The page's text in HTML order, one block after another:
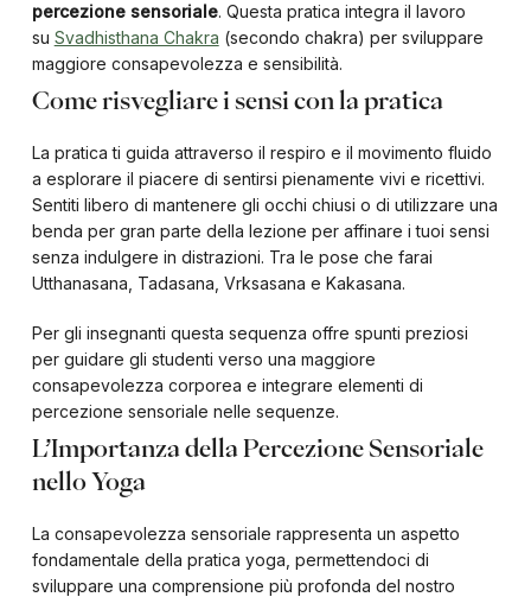
percezione sensoriale. Questa pratica integra il lavoro
su Svadhisthana Chakra (secondo chakra) per sviluppare
maggiore consapevolezza e sensibilità.
Come risvegliare i sensi con la pratica
La pratica ti guida attraverso il respiro e il movimento fluido
a esplorare il piacere di sentirsi pienamente vivi e ricettivi.
Sentiti libero di mantenere gli occhi chiusi o di utilizzare una
benda per gran parte della lezione per affinare i tuoi sensi
senza indulgere in distrazioni. Tra le pose che farai
Utthanasana, Tadasana, Vrksasana e Kakasana.
Per gli insegnanti questa sequenza offre spunti preziosi
per guidare gli studenti verso una maggiore
consapevolezza corporea e integrare elementi di
percezione sensoriale nelle sequenze.
L’Importanza della Percezione Sensoriale
nello Yoga
La consapevolezza sensoriale rappresenta un aspetto
fondamentale della pratica yoga, permettendoci di
sviluppare una comprensione più profonda del nostro